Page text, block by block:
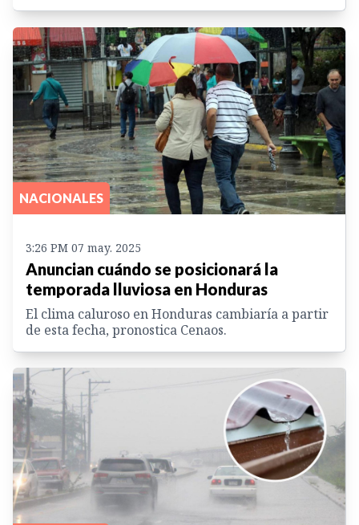
NACIONALES
3:26 PM 07 may. 2025
Anuncian cuándo se posicionará la
temporada lluviosa en Honduras
El clima caluroso en Honduras cambiaría a partir
de esta fecha, pronostica Cenaos.